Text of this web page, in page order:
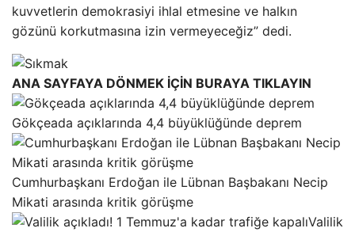
kuvvetlerin demokrasiyi ihlal etmesine ve halkın
gözünü korkutmasına izin vermeyeceğiz” dedi.
ANA SAYFAYA DÖNMEK İÇİN BURAYA TIKLAYIN
Gökçeada açıklarında 4,4 büyüklüğünde deprem
Cumhurbaşkanı Erdoğan ile Lübnan Başbakanı Necip
Mikati arasında kritik görüşme
Valilik